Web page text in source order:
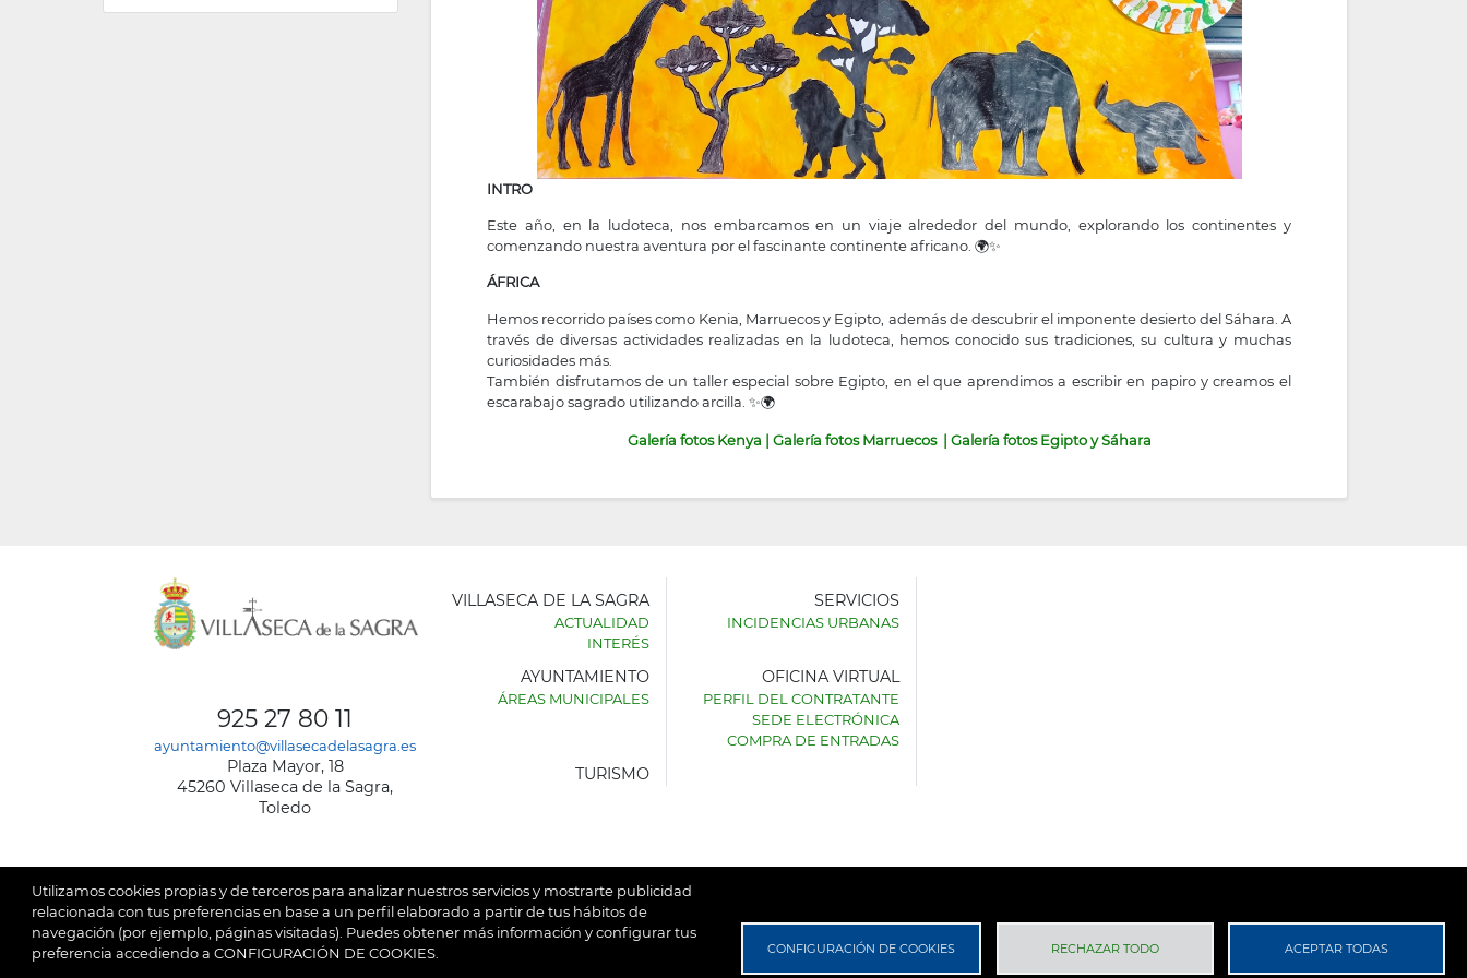
INTRO
Este año, en la ludoteca, nos embarcamos en un viaje alrededor del mundo, explorando los continentes y
comenzando nuestra aventura por el fascinante continente africano. 🌍✨
ÁFRICA
Hemos recorrido países como Kenia, Marruecos y Egipto, además de descubrir el imponente desierto del Sáhara. A
través de diversas actividades realizadas en la ludoteca, hemos conocido sus tradiciones, su cultura y muchas
curiosidades más.
También disfrutamos de un taller especial sobre Egipto, en el que aprendimos a escribir en papiro y creamos el
escarabajo sagrado utilizando arcilla. ✨🌍
Galería fotos Kenya | Galería fotos Marruecos| Galería fotos Egipto y Sáhara
Utilizamos cookies propias y de terceros para analizar nuestros servicios y mostrarte publicidad
relacionada con tus preferencias en base a un perfil elaborado a partir de tus hábitos de
navegación (por ejemplo, páginas visitadas). Puedes obtener más información y configurar tus
preferencia accediendo a CONFIGURACIÓN DE COOKIES.
CONFIGURACIÓN DE COOKIES RECHAZAR TODO ACEPTAR TODAS
925 27 80 11
ayuntamiento@villasecadelasagra.es
Plaza Mayor, 18
45260 Villaseca de la Sagra,
Toledo
AYUNTAMIENTO
VILLASECA DE LA SAGRA
ACTUALIDAD
INTERÉS
SERVICIOS
INCIDENCIAS URBANAS
AYUNTAMIENTO
ÁREAS MUNICIPALES
OFICINA VIRTUAL
PERFIL DEL CONTRATANTE
SEDE ELECTRÓNICA
COMPRA DE ENTRADAS
TURISMO
SubFooter
© 2026 Ayuntamiento de Villaseca de la Sagra Aviso Legal Política de Privacidad RGPD